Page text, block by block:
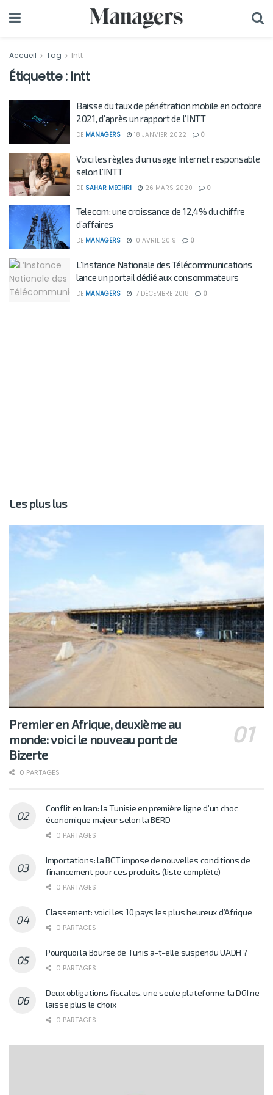
Accueil Tag Intt
Étiquette : Intt
Baisse du taux de pénétration mobile en octobre
2021, d’après un rapport de l’INTT
DE MANAGERS 18 JANVIER 2022 0
Voici les règles d’un usage Internet responsable
selon l’INTT
DE SAHAR MECHRI 26 MARS 2020 0
Telecom: une croissance de 12,4% du chiffre
d’affaires
DE MANAGERS 10 AVRIL 2019 0
L’Instance Nationale des Télécommunications
lance un portail dédié aux consommateurs
DE MANAGERS 17 DÉCEMBRE 2018 0
Les plus lus
Premier en Afrique, deuxième au
monde: voici le nouveau pont de
Bizerte
0 PARTAGES
Conflit en Iran: la Tunisie en première ligne d’un choc
économique majeur selon la BERD
0 PARTAGES
Importations: la BCT impose de nouvelles conditions de
financement pour ces produits (liste complète)
0 PARTAGES
Classement: voici les 10 pays les plus heureux d’Afrique
0 PARTAGES
Pourquoi la Bourse de Tunis a-t-elle suspendu UADH ?
0 PARTAGES
Deux obligations fiscales, une seule plateforme: la DGI ne
laisse plus le choix
0 PARTAGES